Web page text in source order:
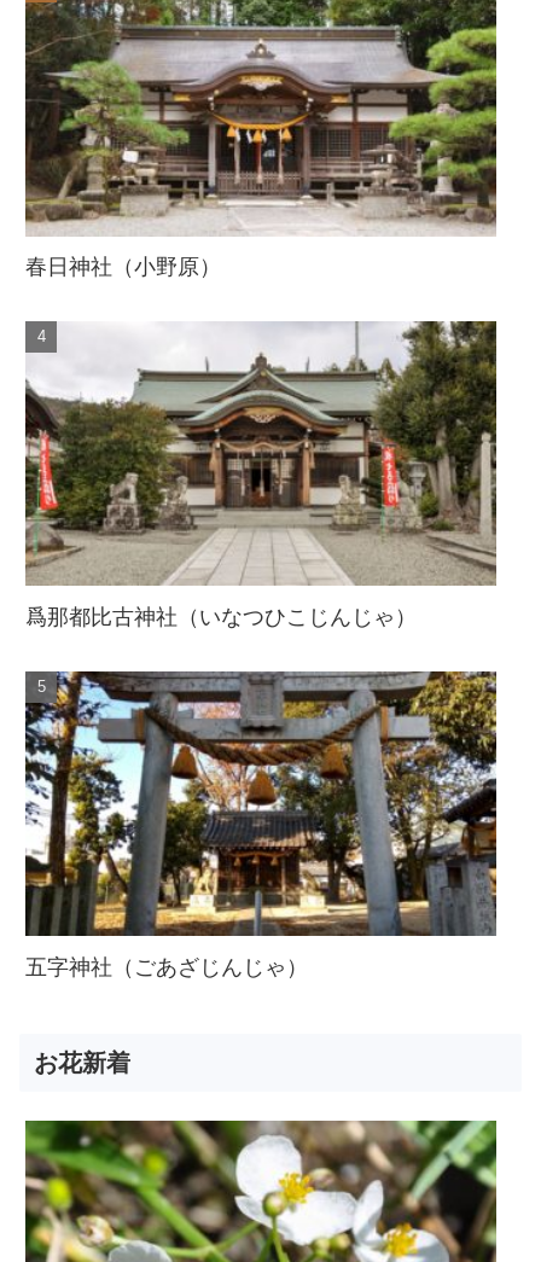
春日神社（小野原）
爲那都比古神社（いなつひこじんじゃ）
五字神社（ごあざじんじゃ）
お花新着